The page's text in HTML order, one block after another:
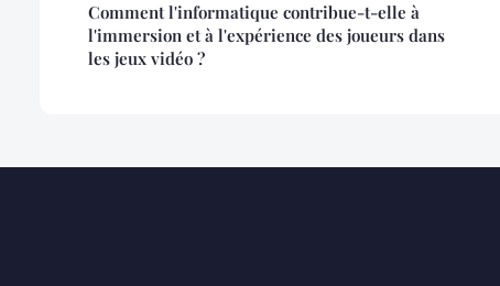
Comment l'informatique contribue-t-elle à
l'immersion et à l'expérience des joueurs dans
les jeux vidéo ?